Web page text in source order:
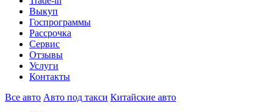
Выкуп
Госпрограммы
Рассрочка
Сервис
Отзывы
Услуги
Контакты
Все авто Авто под такси Китайские авто